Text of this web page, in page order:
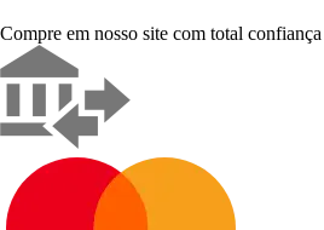
Compre em nosso site com total confiança